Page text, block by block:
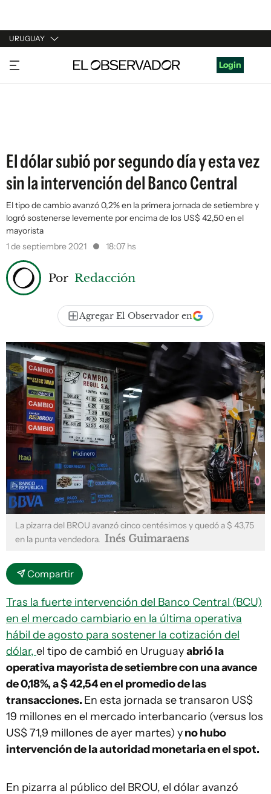
URUGUAY
URUGUAY
ARGENTINA
Login
El dólar subió por segundo día y esta vez
sin la intervención del Banco Central
El tipo de cambio avanzó 0,2% en la primera jornada de setiembre y
logró sostenerse levemente por encima de los US$ 42,50 en el
mayorista
1 de septiembre 2021
18:07 hs
Por Redacción
Agregar El Observador en
La pizarra del BROU avanzó cinco centésimos y quedó a $ 43,75
en la punta vendedora. Inés Guimaraens
Compartir
Tras la fuerte intervención del Banco Central (BCU)
en el mercado cambiario en la última operativa
hábil de agosto para sostener la cotización del
dólar, el tipo de cambió en Uruguayabrió la
operativa mayorista de setiembre con una avance
de 0,18%, a $ 42,54 en el promedio de las
transacciones. En esta jornada se transaron US$
19 millones en el mercado interbancario (versus los
US$ 71,9 millones de ayer martes) yno hubo
intervención de la autoridad monetaria en el spot.
En pizarra al público del BROU, el dólar avanzó